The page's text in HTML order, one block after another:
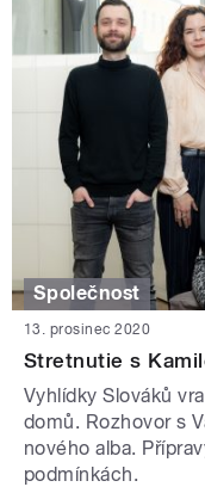
Společnost
13. prosinec 2020
Stretnutie s
Vyhlídky Slováků
domů. Rozhovor s
nového alba.
podmínkách.